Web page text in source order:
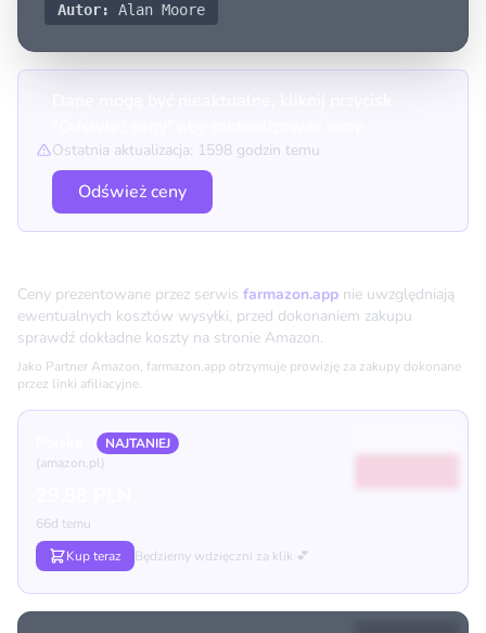
Autor:
Alan Moore
Ostatnia aktualizacja: 1598 godzin temu
Odśwież ceny
Ceny prezentowane przez serwis farmazon.app nie uwzględniają
ewentualnych kosztów wysyłki, przed dokonaniem zakupu
sprawdź dokładne koszty na stronie Amazon.
Jako Partner Amazon, farmazon.app otrzymuje prowizję za zakupy dokonane
przez linki afiliacyjne.
NAJTANIEJ
(amazon.pl)
66d temu
Kup teraz
Będziemy wdzięczni za klik 💕